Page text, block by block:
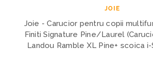
JOIE
Joie - Carucior pentru copii
Finiti Signature Pine/Laurel
Landou Ramble XL Pine+ scoica